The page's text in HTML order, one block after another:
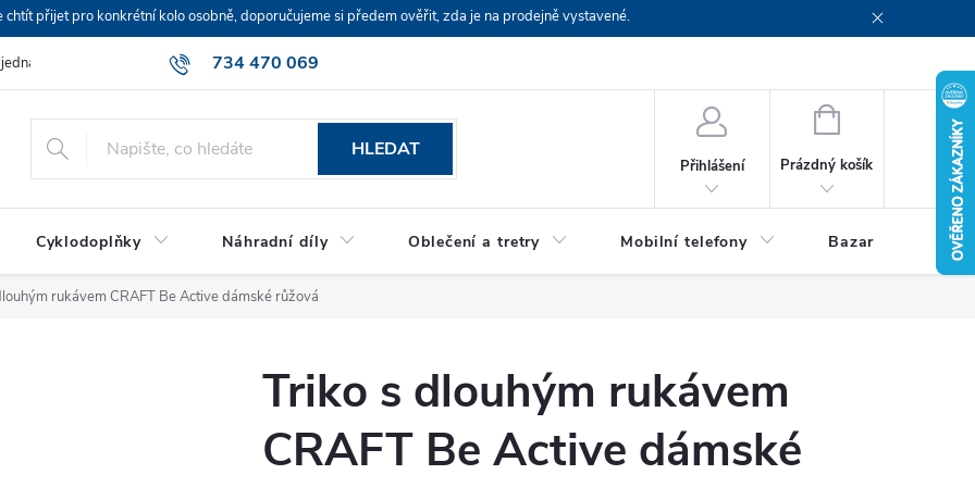
přijet pro konkrétní kolo osobně, doporučujeme si předem ověřit, zda je na prodejně vystavené.
734 470 069
HLEDAT
Přihlášení
NÁKUPNÍ
Prázdný košík
Cyklodoplňky Náhradní díly Oblečení a tretry Mobilní telefony Bazar Servis
rukávem CRAFT Be Active dámské růžová
Triko s dlouhým rukávem
CRAFT Be Active dámské